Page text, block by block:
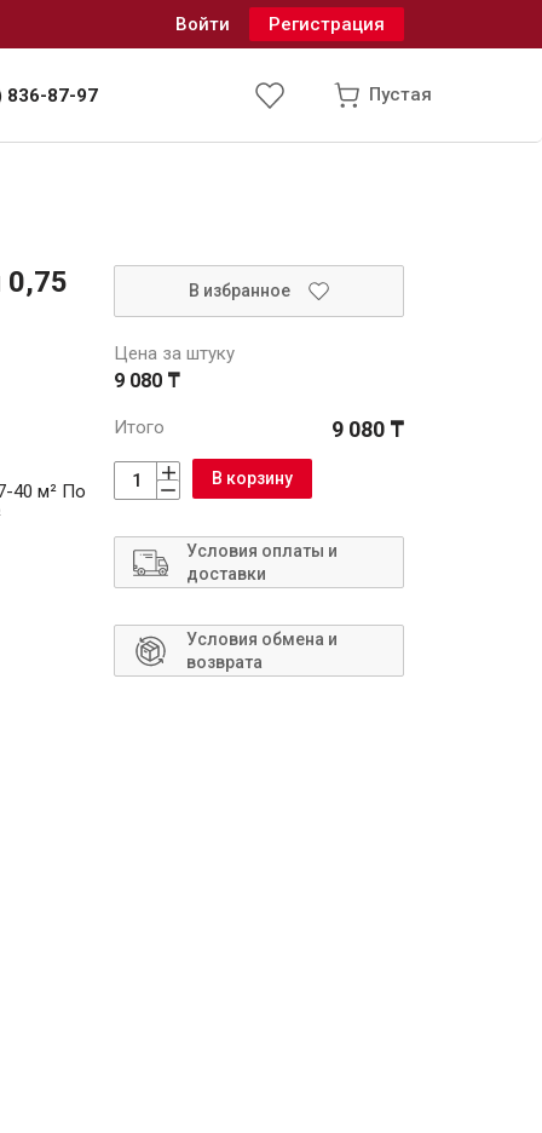
0,75
40 м² По
В избранное
Цена за штуку
9 080 ₸
Итого 9 080 ₸
В корзину
Условия оплаты и
доставки
Условия обмена и
возврата
Войти Регистрация
836-87-97 Пустая
и водоотведение
Сантехника